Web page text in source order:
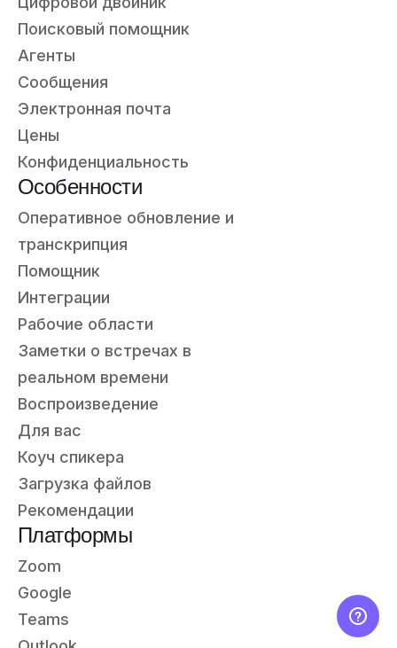
Поисковый помощник
Агенты
Сообщения
Электронная почта
Цены
Конфиденциальность
Особенности
Оперативное обновление и
транскрипция
Помощник
Интеграции
Рабочие области
Заметки о встречах в
реальном времени
Воспроизведение
Для вас
Коуч спикера
Загрузка файлов
Рекомендации
Платформы
Zoom
Google
Teams